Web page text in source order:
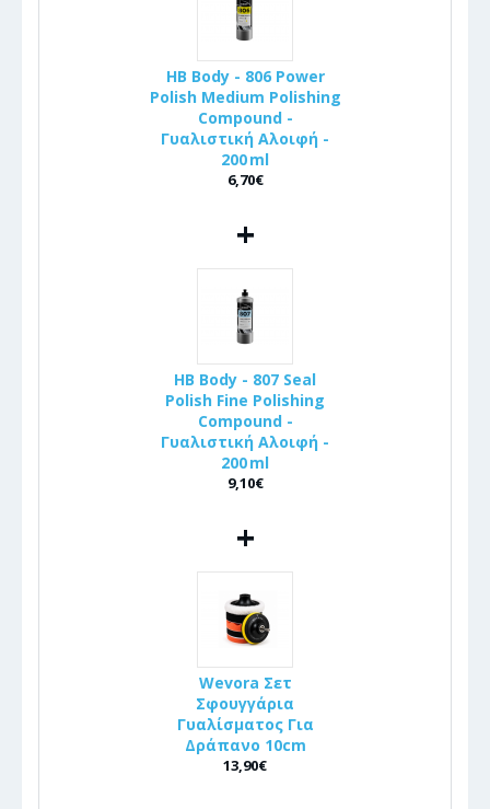
HB Body - 806 Power
Polish Medium Polishing
Compound -
Γυαλιστική Αλοιφή -
200 ml
6,70€
+
HB Body - 807 Seal
Polish Fine Polishing
Compound -
Γυαλιστική Αλοιφή -
200 ml
9,10€
+
Wevora Σετ
Σφουγγάρια
Γυαλίσματος Για
Δράπανο 10cm
13,90€